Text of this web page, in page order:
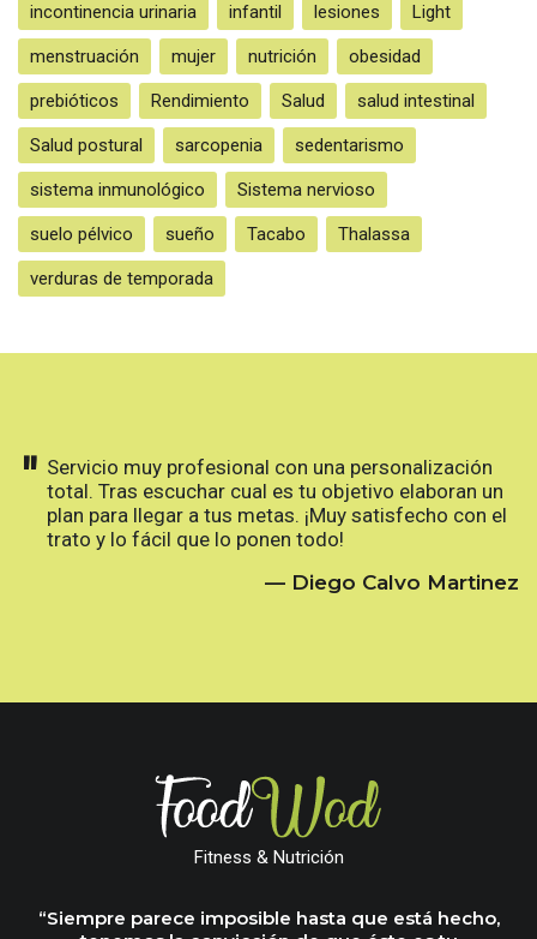
incontinencia urinaria infantil lesiones Light
menstruación mujer nutrición obesidad
prebióticos Rendimiento Salud salud intestinal
Salud postural sarcopenia sedentarismo
sistema inmunológico Sistema nervioso
suelo pélvico sueño Tacabo Thalassa
verduras de temporada
" Servicio muy profesional con una personalización
total. Tras escuchar cual es tu objetivo elaboran un
plan para llegar a tus metas. ¡Muy satisfecho con el
trato y lo fácil que lo ponen todo!
— Diego Calvo Martinez
Fitness & Nutrición
“Siempre parece imposible hasta que está hecho,